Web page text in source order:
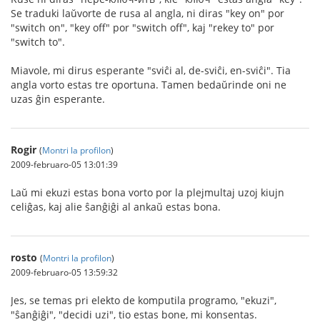
Se traduki laŭvorte de rusa al angla, ni diras "key on" por
"switch on", "key off" por "switch off", kaj "rekey to" por
"switch to".
Miavole, mi dirus esperante "sviĉi al, de-sviĉi, en-sviĉi". Tia
angla vorto estas tre oportuna. Tamen bedaŭrinde oni ne
uzas ĝin esperante.
Rogir (Montri la profilon)
2009-februaro-05 13:01:39
Laŭ mi ekuzi estas bona vorto por la plejmultaj uzoj kiujn
celiĝas, kaj alie ŝanĝiĝi al ankaŭ estas bona.
rosto (Montri la profilon)
2009-februaro-05 13:59:32
Jes, se temas pri elekto de komputila programo, "ekuzi",
"ŝanĝiĝi", "decidi uzi", tio estas bone, mi konsentas.